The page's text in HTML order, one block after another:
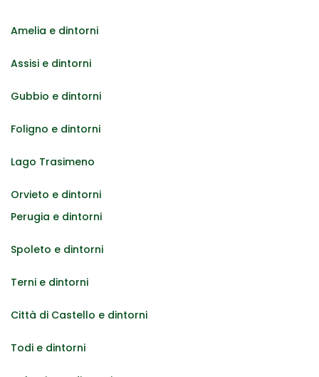
Amelia e dintorni
Assisi e dintorni
Gubbio e dintorni
Foligno e dintorni
Lago Trasimeno
Orvieto e dintorni
Perugia e dintorni
Spoleto e dintorni
Terni e dintorni
Città di Castello e dintorni
Todi e dintorni